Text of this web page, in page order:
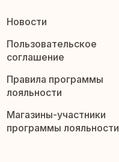
Новости
Пользовательское
соглашение
Правила программы
лояльности
Магазины-участники
программы лояльности